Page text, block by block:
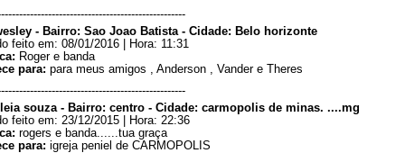
SP
- 21:16- Bairro: Sao Joao Batista - Cidade: Belo horizonte
feito em: 08/01/2016 | Hora: 11:31
Roger e banda
para: para meus amigos , Anderson , Vander e Theres
souza - Bairro: centro - Cidade: carmopolis de minas. ....mg
feito em: 23/12/2015 | Hora: 22:36
rogers e banda......tua graça
para: igreja peniel de CARMOPOLIS